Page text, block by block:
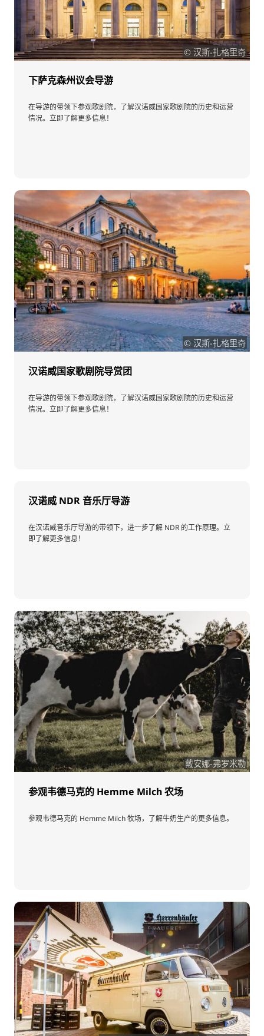
© 汉斯-扎格里奇
下萨克森州议会导游
在导游的带领下参观歌剧院，了解汉诺威国家歌剧院的历史和运营
情况。立即了解更多信息！
© 汉斯-扎格里奇
汉诺威国家歌剧院导赏团
在导游的带领下参观歌剧院，了解汉诺威国家歌剧院的历史和运营
情况。立即了解更多信息！
汉诺威 NDR 音乐厅导游
在汉诺威音乐厅导游的带领下，进一步了解 NDR 的工作原理。立
即了解更多信息！
戴安娜-弗罗米勒
参观韦德马克的 Hemme Milch 农场
参观韦德马克的 Hemme Milch 牧场，了解牛奶生产的更多信息。